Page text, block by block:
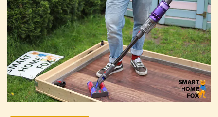
Akkulaufzeit
Sehr flexibel einsetzbar (2 in 1 Akkusuager)
feststellbarer Powerknopf 🤔